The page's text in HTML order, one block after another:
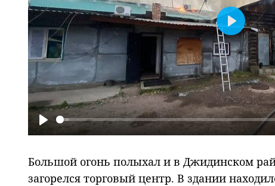
Play
Play
Большой огонь полыхал и в Джидинском
загорелся торговый центр. В здании